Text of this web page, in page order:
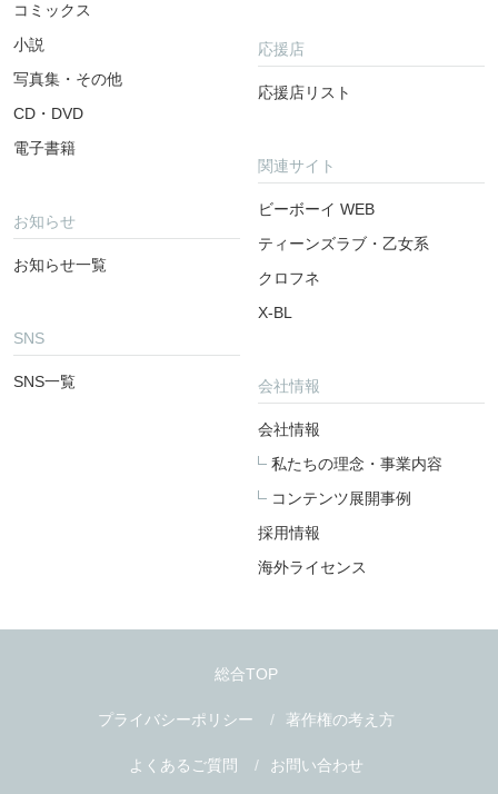
コミックス
小説
写真集・その他
CD・DVD
電子書籍
お知らせ
お知らせ一覧
SNS
SNS一覧
応援店
応援店リスト
関連サイト
ビーボーイ WEB
ティーンズラブ・乙女系
クロフネ
X-BL
会社情報
会社情報
私たちの理念・事業内容
コンテンツ展開事例
採用情報
海外ライセンス
総合TOP
プライバシーポリシー 著作権の考え方
よくあるご質問 お問い合わせ